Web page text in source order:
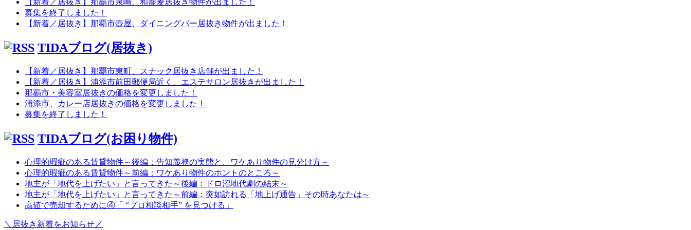
【新着／居抜き】那覇市泉崎、和蕎麦居抜き物件が出ました！
募集を終了しました！
【新着／居抜き】那覇市壺屋、ダイニングバー居抜き物件が出ました！
TIDAブログ(居抜き)
【新着／居抜き】那覇市東町、スナック居抜き店舗が出ました！
【新着／居抜き】浦添市前田郵便局近く、エステサロン居抜きが出ました！
那覇市・美容室居抜きの価格を変更しました！
浦添市、カレー店居抜きの価格を変更しました！
募集を終了しました！
TIDAブログ(お困り物件)
心理的瑕疵のある賃貸物件～後編：告知義務の実態と、ワケあり物件の見分け方～
心理的瑕疵のある賃貸物件～前編：ワケあり物件のホントのところ～
地主が「地代を上げたい」と言ってきた～後編：ドロ沼地代劇の結末～
地主が「地代を上げたい」と言ってきた～前編：突如訪れる「地上げ通告」その時あなたは～
高値で売却するために④「 “プロ相談相手” を見つける」
＼居抜き新着をお知らせ／